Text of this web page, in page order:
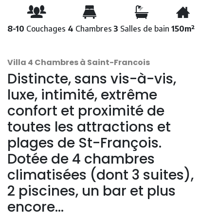
8-10 Couchages 4 Chambres 3 Salles de bain 150m²
Villa 4 Chambres à Saint-Francois
Distincte, sans vis-à-vis,
luxe, intimité, extrême
confort et proximité de
toutes les attractions et
plages de St-François.
Dotée de 4 chambres
climatisées (dont 3 suites),
2 piscines, un bar et plus
encore…